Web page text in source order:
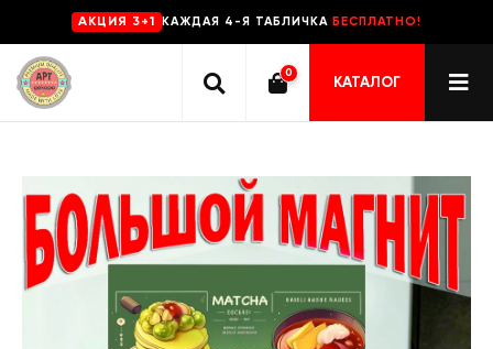
AKЦИЯ 3+1 КАЖДАЯ 4-Я ТАБЛИЧКА БЕСПЛАТНО!
0
КАТАЛОГ